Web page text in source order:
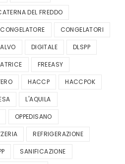
DEL FREDDO
CONGELATORE CONGELATORI
DIGITALE DLSPP
FREEASY
HACCP HACCPOK
L'AQUILA
OPPEDISANO
REFRIGERAZIONE
SANIFICAZIONE